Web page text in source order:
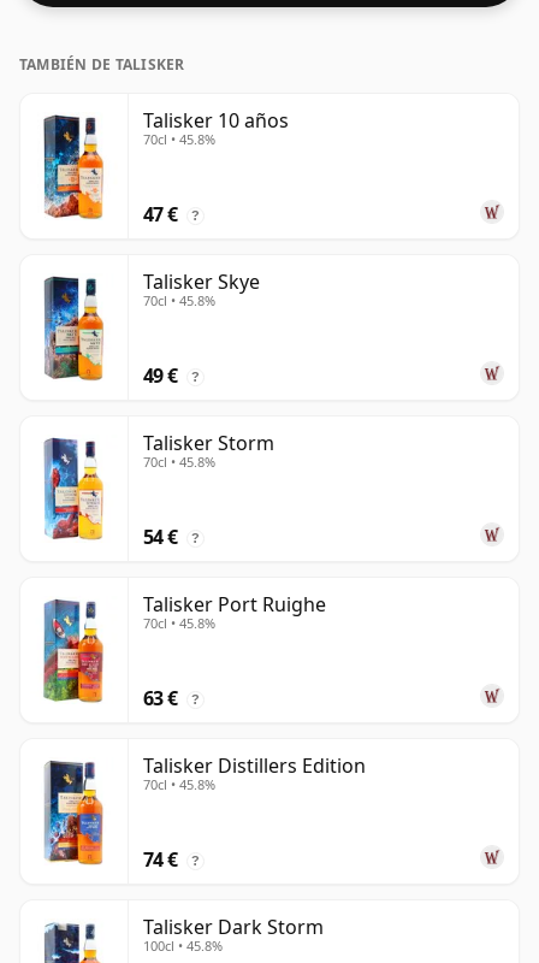
TAMBIÉN DE TALISKER
Talisker 10 años
70cl • 45.8%
47 € ?
Talisker Skye
70cl • 45.8%
49 € ?
Talisker Storm
70cl • 45.8%
54 € ?
Talisker Port Ruighe
70cl • 45.8%
63 € ?
Talisker Distillers Edition
70cl • 45.8%
74 € ?
Talisker Dark Storm
100cl • 45.8%